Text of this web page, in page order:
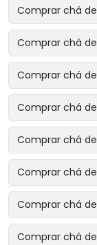
Comprar chá
Comprar chá
Comprar chá
Comprar chá
Comprar chá
Comprar chá
Comprar chá
Comprar chá